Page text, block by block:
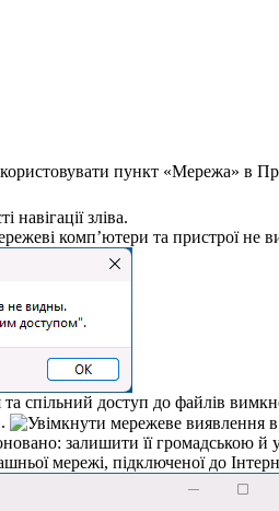
пункт «Мережа» в
зліва.
комп’ютери та пристрої не
спільний доступ до файлів
залишити її громадською
мережі, підключеної до